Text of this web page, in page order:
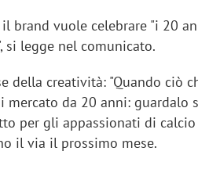
brand vuole celebrare "i 20
si legge nel comunicato.
della creatività: "Quando ciò
mercato da 20 anni: guardalo
per gli appassionati di
il via il prossimo mese.